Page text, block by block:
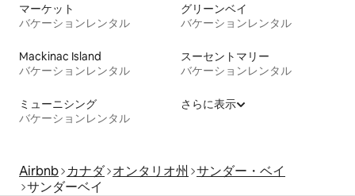
マーケット
バケーションレンタル
グリーンベイ
バケーションレンタル
Mackinac Island
バケーションレンタル
スーセントマリー
バケーションレンタル
ミューニシング
バケーションレンタル
さらに表示
Airbnb カナダ オンタリオ州
サンダー・ベイ
サンダーベイ